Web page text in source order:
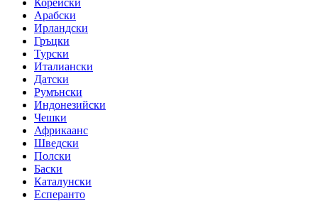
Арабски
Ирландски
Гръцки
Турски
Италиански
Датски
Румънски
Индонезийски
Чешки
Африкаанс
Шведски
Полски
Баски
Каталунски
Есперанто